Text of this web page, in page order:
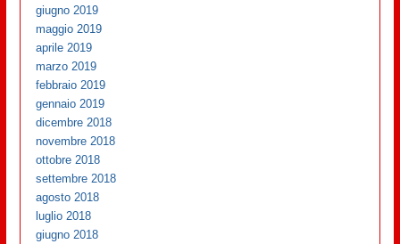
giugno 2019
maggio 2019
aprile 2019
marzo 2019
febbraio 2019
gennaio 2019
dicembre 2018
novembre 2018
ottobre 2018
settembre 2018
agosto 2018
luglio 2018
giugno 2018